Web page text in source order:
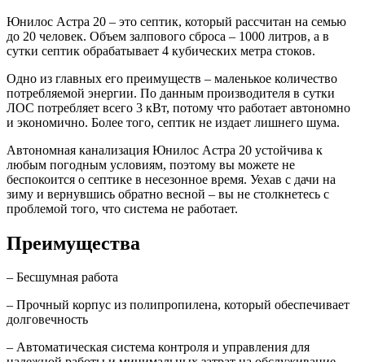
Юнилос Астра 20 – это септик, который рассчитан на семью
до 20 человек. Объем залпового сброса – 1000 литров, а в
сутки септик обрабатывает 4 кубических метра стоков.
Одно из главных его преимуществ – маленькое количество
потребляемой энергии. По данным производителя в сутки
ЛОС потребляет всего 3 кВт, потому что работает автономно
и экономично. Более того, септик не издает лишнего шума.
Автономная канализация Юнилос Астра 20 устойчива к
любым погодным условиям, поэтому вы можете не
беспокоится о септике в несезонное время. Уехав с дачи на
зиму и вернувшись обратно весной – вы не столкнетесь с
проблемой того, что система не работает.
Преимущества
– Бесшумная работа
– Прочный корпус из полипропилена, который обеспечивает
долговечность
– Автоматическая система контроля и управления для